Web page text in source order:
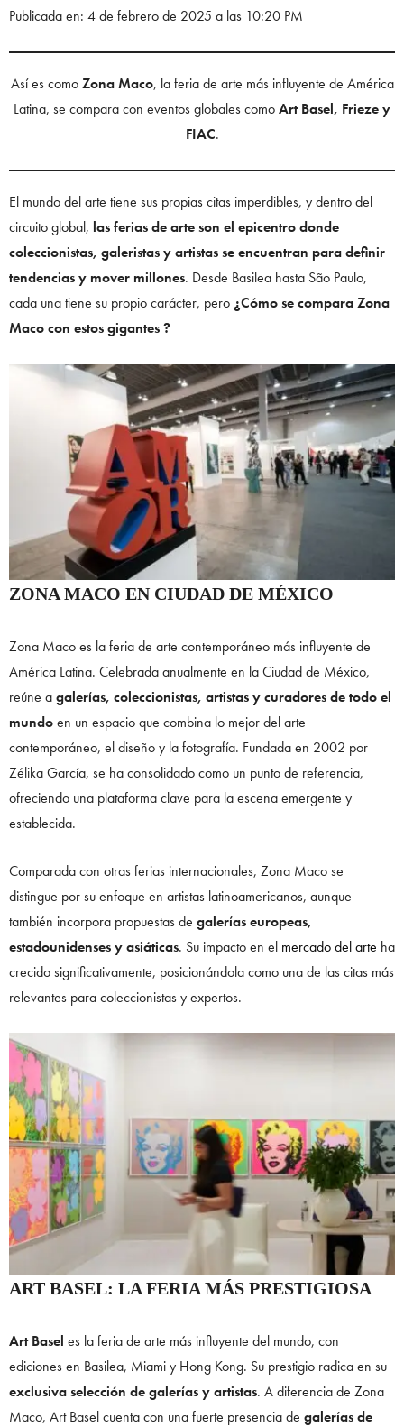
Publicada en: 4 de febrero de 2025 a las 10:20 PM
Así es comoZona Maco, la feria de arte más influyente de América
Latina, se compara con eventos globales comoArt Basel, Frieze y
FIAC.
El mundo del arte tiene sus propias citas imperdibles, y dentro del
circuito global, las ferias de arte son el epicentro donde
coleccionistas, galeristas y artistas se encuentran para definir
tendencias y mover millones. Desde Basilea hasta São Paulo,
cada una tiene su propio carácter, pero ¿Cómo se compara Zona
Maco con estos gigantes ?
ZONA MACO EN CIUDAD DE MÉXICO
Zona Maco es la feria de arte contemporáneo más influyente de
América Latina. Celebrada anualmente en la Ciudad de México,
reúne agalerías, coleccionistas, artistas y curadores de todo el
mundoen un espacio que combina lo mejor del arte
contemporáneo, el diseño y la fotografía. Fundada en 2002 por
Zélika García, se ha consolidado como un punto de referencia,
ofreciendo una plataforma clave para la escena emergente y
establecida.
Comparada con otras ferias internacionales, Zona Maco se
distingue por su enfoque en artistas latinoamericanos, aunque
también incorpora propuestas de galerías europeas,
estadounidenses y asiáticas. Su impacto en el mercado del arte ha
crecido significativamente, posicionándola como una de las citas más
relevantes para coleccionistas y expertos.
ART BASEL: LA FERIA MÁS PRESTIGIOSA
Art Basel es la feria de arte más influyente del mundo, con
ediciones en Basilea, Miami y Hong Kong. Su prestigio radica en su
exclusiva selección de galerías y artistas. A diferencia de Zona
Maco, Art Basel cuenta con una fuerte presencia de galerías de